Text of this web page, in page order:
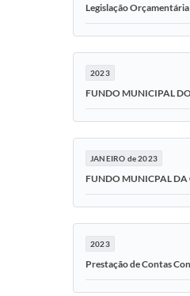
Legislação Orçamentária
2023
FUNDO MUNICIPAL
JANEIRO de 2023
FUNDO MUNICPAL DA
2023
Prestação de Contas